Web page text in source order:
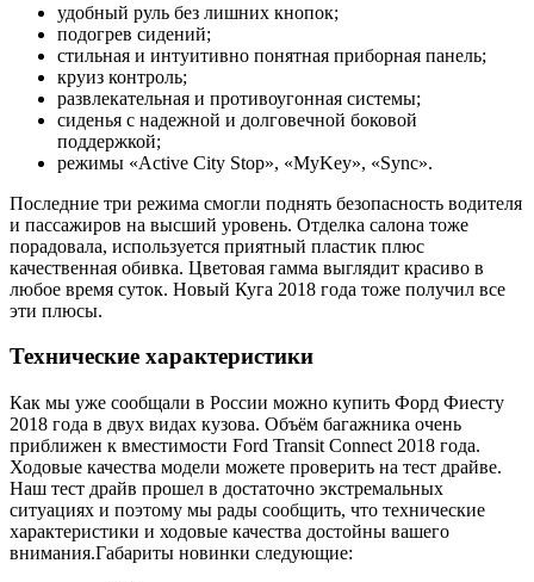
удобный руль без лишних кнопок;
подогрев сидений;
стильная и интуитивно понятная приборная панель;
круиз контроль;
развлекательная и противоугонная системы;
сиденья с надежной и долговечной боковой
поддержкой;
режимы «Active City Stop», «MyKey», «Sync».
Последние три режима смогли поднять безопасность водителя
и пассажиров на высший уровень. Отделка салона тоже
порадовала, используется приятный пластик плюс
качественная обивка. Цветовая гамма выглядит красиво в
любое время суток. Новый Куга 2018 года тоже получил все
эти плюсы.
Технические характеристики
Как мы уже сообщали в России можно купить Форд Фиесту
2018 года в двух видах кузова. Объём багажника очень
приближен к вместимости Ford Transit Connect 2018 года.
Ходовые качества модели можете проверить на тест драйве.
Наш тест драйв прошел в достаточно экстремальных
ситуациях и поэтому мы рады сообщить, что технические
характеристики и ходовые качества достойны вашего
внимания.Габариты новинки следующие: